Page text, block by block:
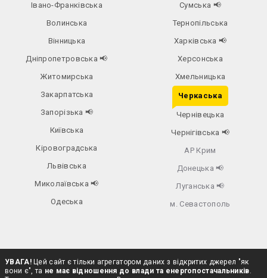
Івано-Франківська
Волинська
Вінницька
Дніпропетровська📢
Житомирська
Закарпатська
Запорізька 📢
Київська
Кіровоградська
Львівська
Миколаївська📢
Одеська
Сумська 📢
Тернопільська
Харківська 📢
Херсонська
Хмельницька
Черкаська
Чернівецька
Чернігівська 📢
АР Крим
Донецька 📢
Луганська 📢
м. Севастополь
УВАГА!Цей сайт є тільки агрегатором даних з відкритих джерел "як
вони є", та не має відношення до влади та енергопостачальників.